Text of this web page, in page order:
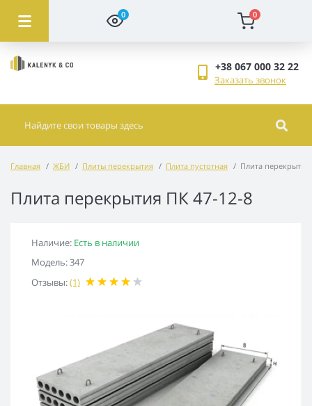
0 0
+38 067 000 32 22
Заказать звонок
Главная ЖБИ Плиты перекрытия Плита пустотная Плита
Плита перекрытия ПК 47-12-8
Наличие: Есть в наличии
Модель: 347
Отзывы:(1)